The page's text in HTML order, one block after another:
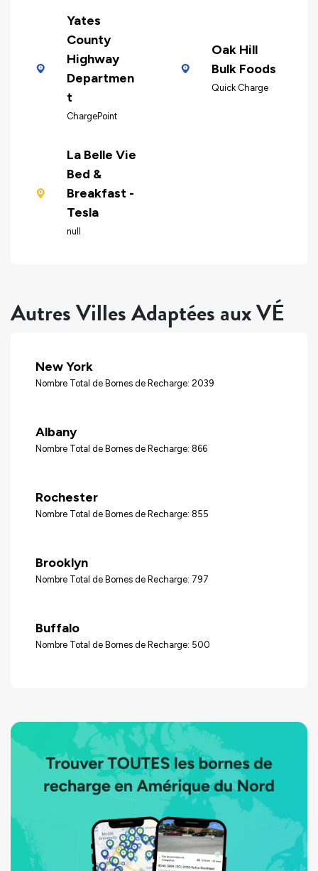
Yates
County
Highway
Departmen
t
ChargePoint
Oak Hill
Bulk Foods
Quick Charge
La Belle Vie
Bed &
Breakfast -
Tesla
null
Autres Villes Adaptées aux VÉ
New York
Nombre Total de Bornes de Recharge: 2039
Albany
Nombre Total de Bornes de Recharge: 866
Rochester
Nombre Total de Bornes de Recharge: 855
Brooklyn
Nombre Total de Bornes de Recharge: 797
Buffalo
Nombre Total de Bornes de Recharge: 500